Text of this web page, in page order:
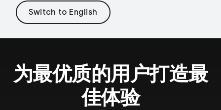
为最优质的用户打造最
佳体验